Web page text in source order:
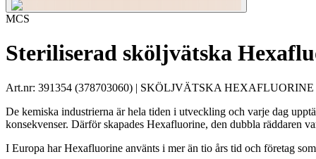
MCS
Steriliserad sköljvätska
Art.nr: 391354 (378703060) | SKÖLJVÄTSKA HEXAFLUORINE
De kemiska industrierna är hela tiden i utveckling och varje dag
konsekvenser. Därför skapades Hexafluorine, den dubbla räddaren
I Europa har Hexafluorine använts i mer än tio års tid och företag